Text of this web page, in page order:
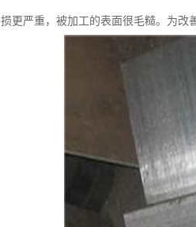
损更严重，被加工的表面很毛糙。为改